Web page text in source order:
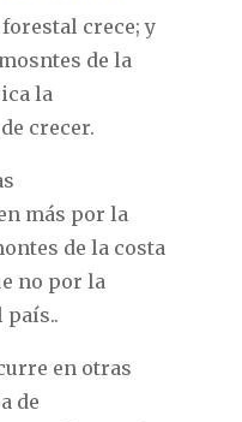
crece; y
de la
la
crecer.
más por la
de la costa
no por la
país..
en otras
de